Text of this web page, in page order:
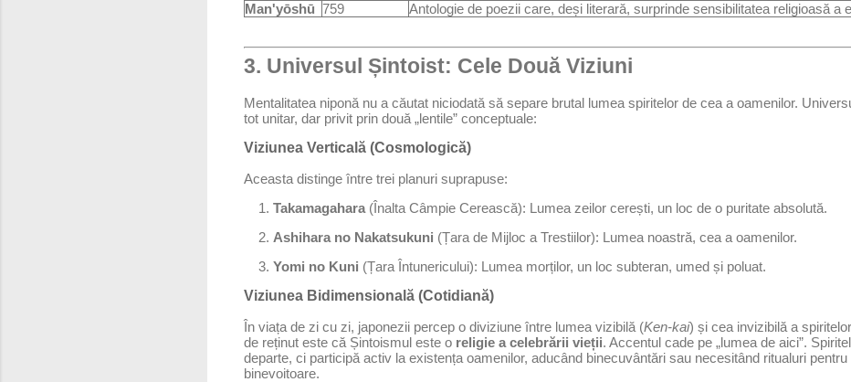
Man'yōshū 759 Antologie de poezii care, deși literară, surprinde sensibilitatea religioasă a
3. Universul Șintoist: Cele Două Viziuni
Mentalitatea niponă nu a căutat niciodată să separe brutal lumea spiritelor de cea a oamenilor.
tot unitar, dar privit prin două „lentile” conceptuale:
Viziunea Verticală (Cosmologică)
Aceasta distinge între trei planuri suprapuse:
Takamagahara (Înalta Câmpie Cerească): Lumea zeilor cerești, un loc de o puritate absolută.
Ashihara no Nakatsukuni (Țara de Mijloc a Trestiilor): Lumea noastră, cea a oamenilor.
Yomi no Kuni (Țara Întunericului): Lumea morților, un loc subteran, umed și poluat.
Viziunea Bidimensională (Cotidiană)
În viața de zi cu zi, japonezii percep o diviziune între lumea vizibilă (Ken-kai) și cea invizibilă a
de reținut este că Șintoismul este o religie a celebrării vieții. Accentul cade pe „lumea de aici”.
departe, ci participă activ la existența oamenilor, aducând binecuvântări sau necesitând ritualuri
binevoitoare.